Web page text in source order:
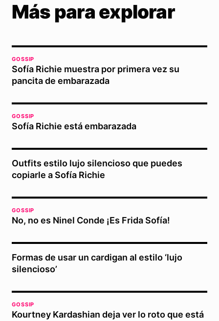
Más para explorar
GOSSIP
Sofía Richie muestra por primera vez su
pancita de embarazada
GOSSIP
Sofía Richie está embarazada
Outfits estilo lujo silencioso que puedes
copiarle a Sofía Richie
GOSSIP
No, no es Ninel Conde ¡Es Frida Sofía!
Formas de usar un cardigan al estilo ‘lujo
silencioso’
GOSSIP
Kourtney Kardashian deja ver lo roto que está